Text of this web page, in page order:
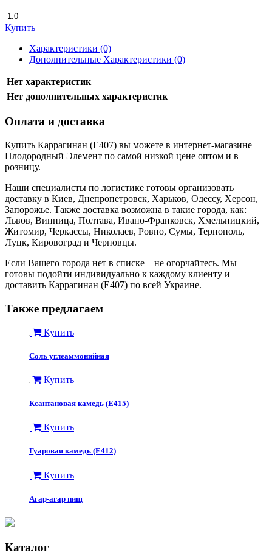
Купить
Характеристики (0)
Дополнительные Характеристики (0)
Нет характеристик
Нет дополнительных характеристик
Оплата и доставка
Купить Каррагинан (Е407) вы можете в интернет-магазине
Плодородный Элемент по самой низкой цене оптом и в
розницу.
Наши специалисты по логистике готовы организовать
доставку в Киев, Днепропетровск, Харьков, Одессу, Херсон,
Запорожье. Также доставка возможна в такие города, как:
Львов, Винница, Полтава, Ивано-Франковск, Хмельницкий,
Житомир, Черкассы, Николаев, Ровно, Сумы, Тернополь,
Луцк, Кировоград и Черновцы.
Если Вашего города нет в списке – не огорчайтесь. Мы
готовы подойти индивидуально к каждому клиенту и
доставить Каррагинан (Е407) по всей Украине.
Также предлагаем
Купить
Соль углеаммонийная
Купить
Ксантановая камедь (Е415)
Купить
Гуаровая камедь (Е412)
Купить
Агар-агар пищ
Каталог